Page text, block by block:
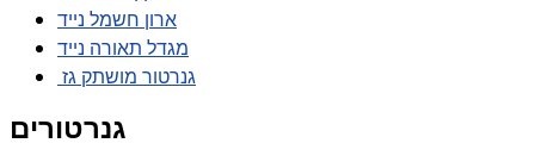
ארון חשמל נייד
מגדל תאורה נייד
גנרטור מושתק גז
גנרטורים